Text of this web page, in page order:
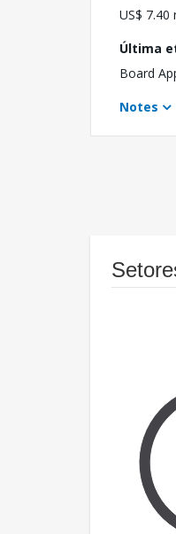
US$ 7.40
Última
Board
Notes